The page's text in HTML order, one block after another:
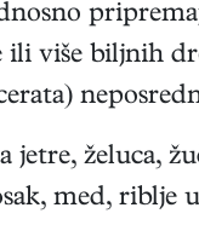
više biljnih
želuca,
med, riblje